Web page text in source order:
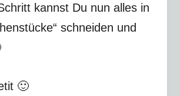
kannst Du nun alles in
schneiden und
🙂